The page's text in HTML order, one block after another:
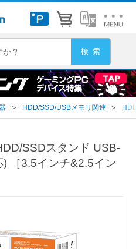
＞ HDD/SSD/USBメモリ関連 ＞
SSDスタンド USB-
［3.5インチ&2.5イン